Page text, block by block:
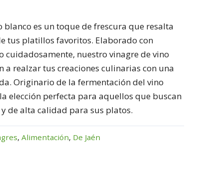
blanco es un toque de frescura que resalta
tus platillos favoritos. Elaborado con
cuidadosamente, nuestro vinagre de vino
a realzar tus creaciones culinarias con una
Originario de la fermentación del vino
elección perfecta para aquellos que buscan
de alta calidad para sus platos.
, Alimentación, De Jaén